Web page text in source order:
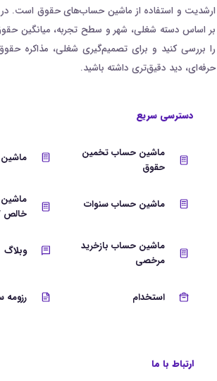
ارشدیت و استفاده از ماشین حساب‌های حقوق است. در
بر اساس دسته شغلی، شهر و سطح تجربه، میانگین
را بررسی کنید و برای تصمیم‌گیری شغلی، مذاکره
حرفه‌ای، دید دقیق‌تری داشته باشید.
دسترسی سریع
ماشین حساب تخمین
حقوق
ماشین حساب سنوات
خالص
ماشین حساب بازخرید
مرخصی
وبلاگ
استخدام رزومه
ارتباط با ما